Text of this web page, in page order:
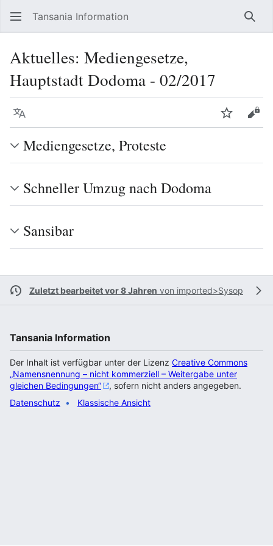
Tansania Information
Aktuelles: Mediengesetze,
Hauptstadt Dodoma - 02/2017
Sprache
Mediengesetze, Proteste
Schneller Umzug nach Dodoma
Sansibar
Zuletzt bearbeitet vor 8 Jahren von imported>Sysop
Tansania Information
Der Inhalt ist verfügbar unter der Lizenz Creative Commons
„Namensnennung – nicht kommerziell – Weitergabe unter
gleichen Bedingungen“
, sofern nicht anders angegeben.
Datenschutz
Klassische Ansicht